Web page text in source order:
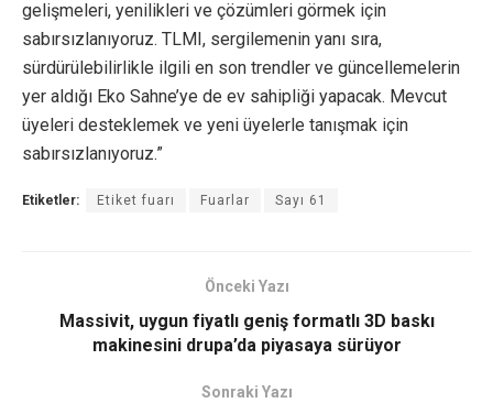
gelişmeleri, yenilikleri ve çözümleri görmek için
sabırsızlanıyoruz. TLMI, sergilemenin yanı sıra,
sürdürülebilirlikle ilgili en son trendler ve güncellemelerin
yer aldığı Eko Sahne’ye de ev sahipliği yapacak. Mevcut
üyeleri desteklemek ve yeni üyelerle tanışmak için
sabırsızlanıyoruz.”
Etiketler: Etiket fuarı Fuarlar Sayı 61
Önceki Yazı
Massivit, uygun fiyatlı geniş formatlı 3D baskı
makinesini drupa’da piyasaya sürüyor
Sonraki Yazı